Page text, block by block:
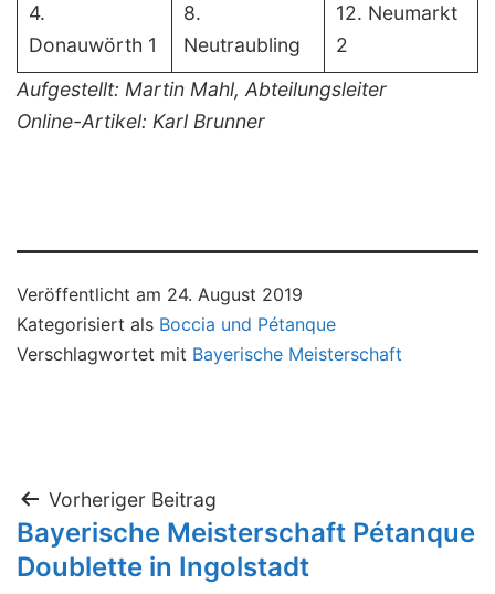
4.
Donauwörth 1
8.
Neutraubling
12. Neumarkt
2
Aufgestellt: Martin Mahl, Abteilungsleiter
Online-Artikel: Karl Brunner
Veröffentlicht am 24. August 2019
Kategorisiert als Boccia und Pétanque
Verschlagwortet mit Bayerische Meisterschaft
Beitragsnavigation
Vorheriger Beitrag
Bayerische Meisterschaft Pétanque
Doublette in Ingolstadt